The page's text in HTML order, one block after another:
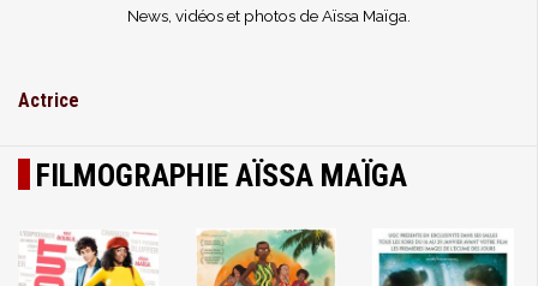
News, vidéos et photos de Aïssa Maïga.
Actrice
FILMOGRAPHIE AÏSSA MAÏGA